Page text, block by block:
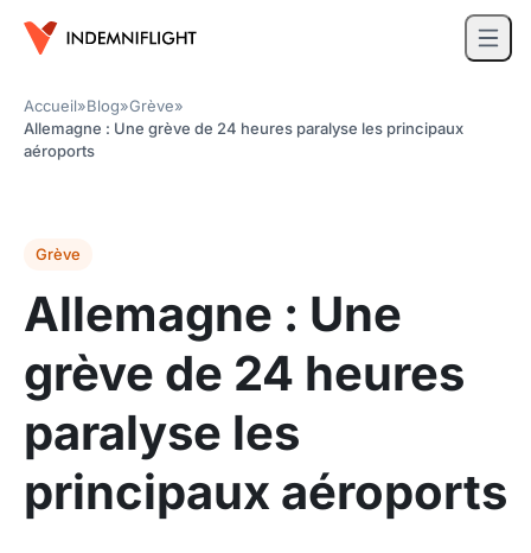
Accueil»Blog»Grève»
Allemagne : Une grève de 24 heures paralyse les principaux
aéroports
Grève
Allemagne : Une
grève de 24 heures
paralyse les
principaux aéroports